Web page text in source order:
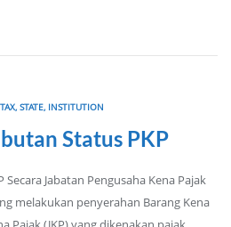
TAX, STATE, INSTITUTION
Status PKP
Jabatan Pengusaha Kena Pajak
melakukan penyerahan Barang Kena